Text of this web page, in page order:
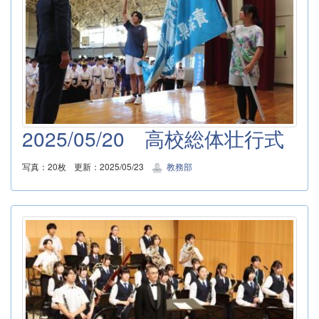
2025/05/20 高校総体壮行式
写真：20枚 更新：2025/05/23 教務部